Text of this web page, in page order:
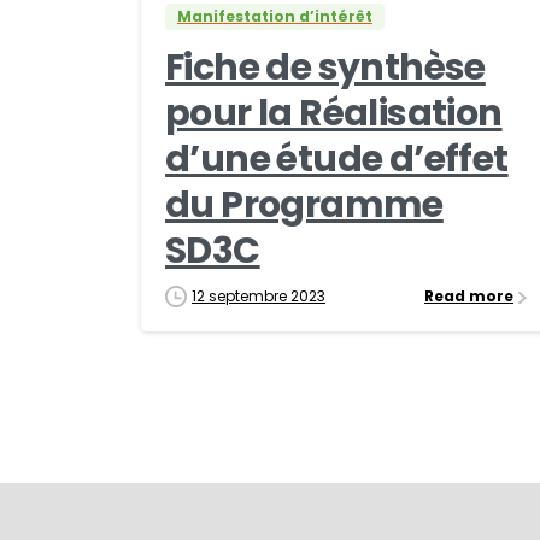
Manifestation d’intérêt
Fiche de synthèse
pour la Réalisation
d’une étude d’effet
du Programme
SD3C
12 septembre 2023 Read more